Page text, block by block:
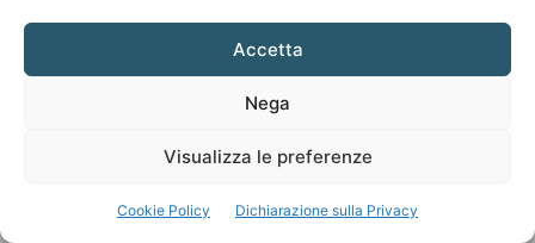
Accetta
Nega
Visualizza le preferenze
Cookie Policy Dichiarazione sulla Privacy